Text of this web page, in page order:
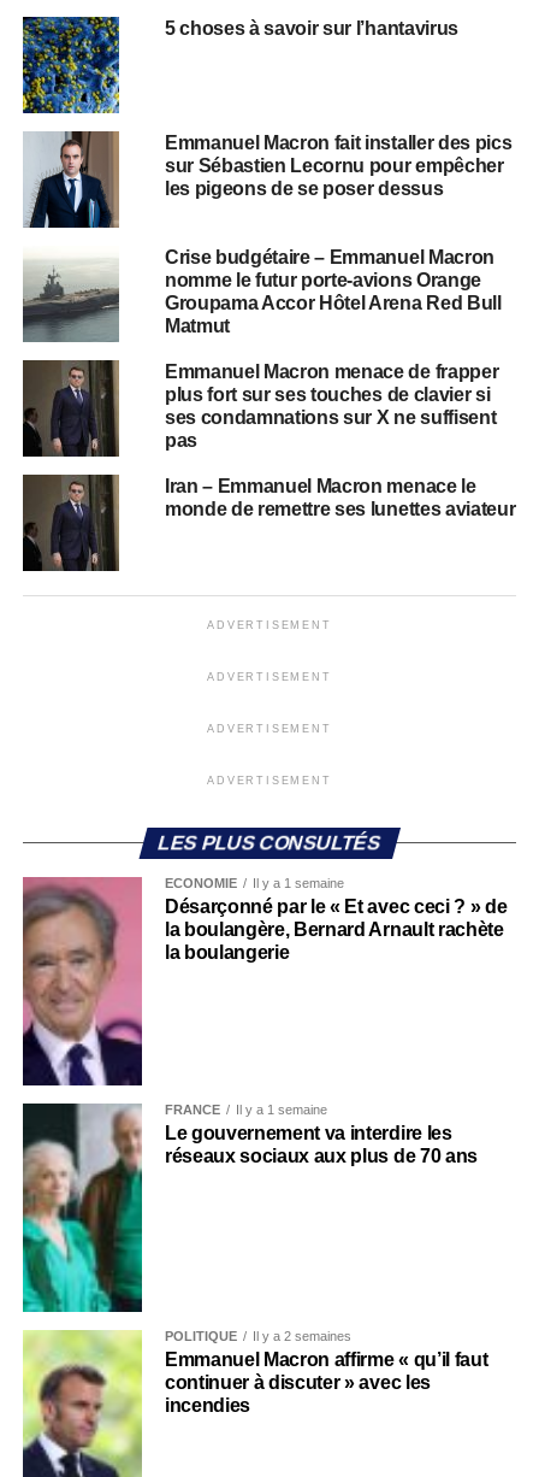
5 choses à savoir sur l’hantavirus
Emmanuel Macron fait installer des pics
sur Sébastien Lecornu pour empêcher
les pigeons de se poser dessus
Crise budgétaire – Emmanuel Macron
nomme le futur porte-avions Orange
Groupama Accor Hôtel Arena Red Bull
Matmut
Emmanuel Macron menace de frapper
plus fort sur ses touches de clavier si
ses condamnations sur X ne suffisent
pas
Iran – Emmanuel Macron menace le
monde de remettre ses lunettes aviateur
ADVERTISEMENT
ADVERTISEMENT
ADVERTISEMENT
ADVERTISEMENT
LES PLUS CONSULTÉS
ECONOMIE Il y a 1 semaine
Désarçonné par le « Et avec ceci ? » de
la boulangère, Bernard Arnault rachète
la boulangerie
FRANCE Il y a 1 semaine
Le gouvernement va interdire les
réseaux sociaux aux plus de 70 ans
POLITIQUE Il y a 2 semaines
Emmanuel Macron affirme « qu’il faut
continuer à discuter » avec les
incendies